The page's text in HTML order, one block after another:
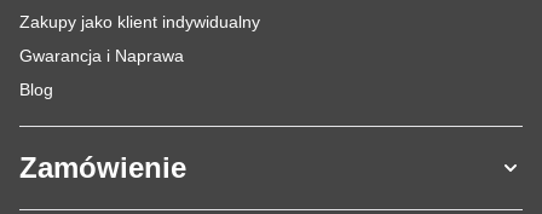
Zakupy jako klient indywidualny
Gwarancja i Naprawa
Blog
Zamówienie